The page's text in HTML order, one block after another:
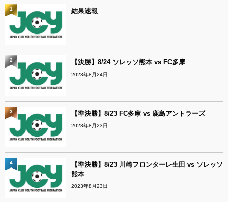
結果速報
1
【決勝】8/24 ソレッソ熊本 vs FC多摩
2023年8月24日
2
【準決勝】8/23 FC多摩 vs 鹿島アントラーズ
2023年8月23日
3
【準決勝】8/23 川崎フロンターレ生田 vs ソレッソ
熊本
2023年8月23日
4